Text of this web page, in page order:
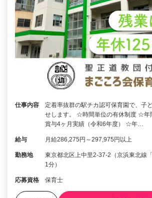
仕事内容
定着率抜群の駅チカ認可保育園で、子
せします。 ☆時間単位の有休制度 ☆
賞与4ヶ月実績（令和6年度） ☆年…
給与 月給286,275円～297,975円以上
勤務地
東京都北区上中里2-37-2（京浜東北線
1分）
応募資格 保育士